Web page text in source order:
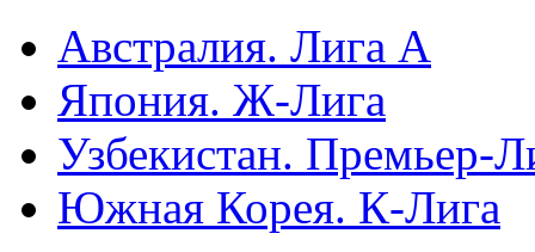
Австралия. Лига А
Япония. Ж-Лига
Узбекистан. Премьер-
Южная Корея. К-Лига